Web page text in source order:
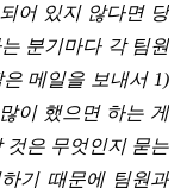
어 있지 않다면 당
분기마다 각 팀원
메일을 보내서 1)
이 했으면 하는 게
것은 무엇인지 묻는
기 때문에 팀원과